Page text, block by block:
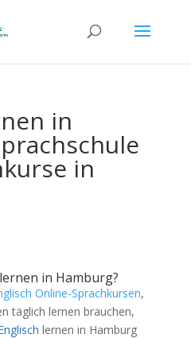
in
in
in Hamburg?
Online-Sprachkursen,
täglich lernen brauchen,
lernen in Hamburg